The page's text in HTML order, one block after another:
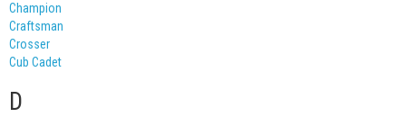
Champion
Craftsman
Crosser
Cub Cadet
D